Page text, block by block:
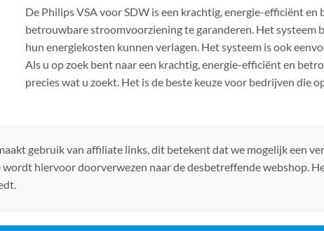
De Philips VSA voor SDW is een krachtig, energie-efficiënt
betrouwbare stroomvoorziening te garanderen. Het systeem
hun energiekosten kunnen verlagen. Het systeem is ook
Als u op zoek bent naar een krachtig, energie-efficiënt en
precies wat u zoekt. Het is de beste keuze voor bedrijven die
gebruik van affiliate links, dit betekent dat we mogelijk een
wordt hiervoor doorverwezen naar de desbetreffende webshop.